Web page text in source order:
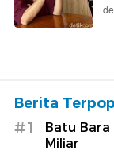
Berita
#1
Batu Bara
Miliar